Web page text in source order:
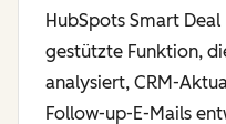
HubSpots Smart
gestützte Funktion,
analysiert, CRM-
Follow-up-E-Mails